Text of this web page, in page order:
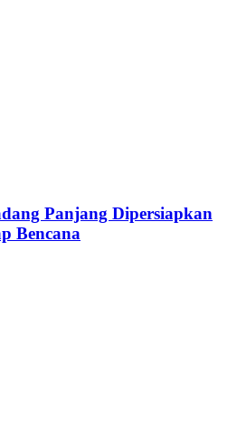
Panjang Dipersiapkan
Bencana